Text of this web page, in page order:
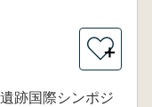
＋
跡国際シンポジ